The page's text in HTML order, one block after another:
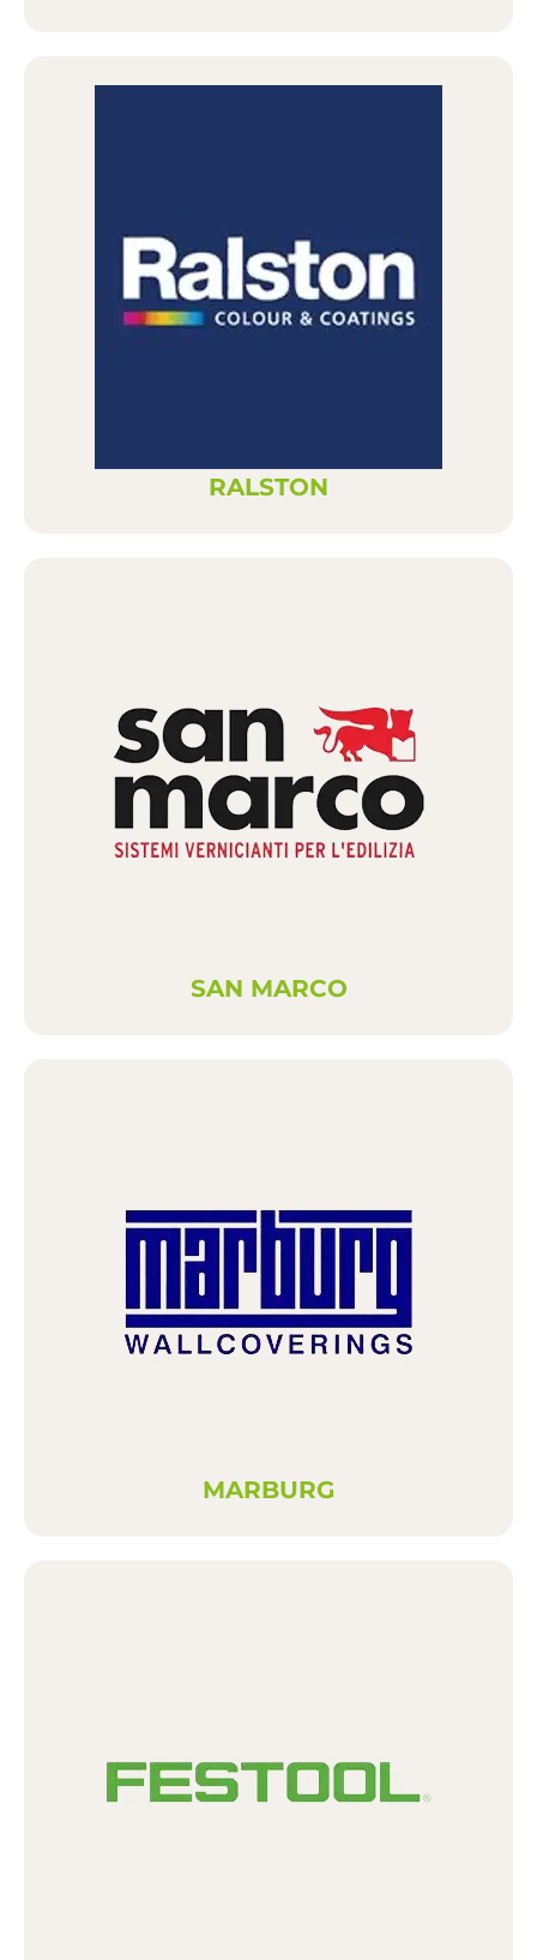
RALSTON
SAN MARCO
MARBURG